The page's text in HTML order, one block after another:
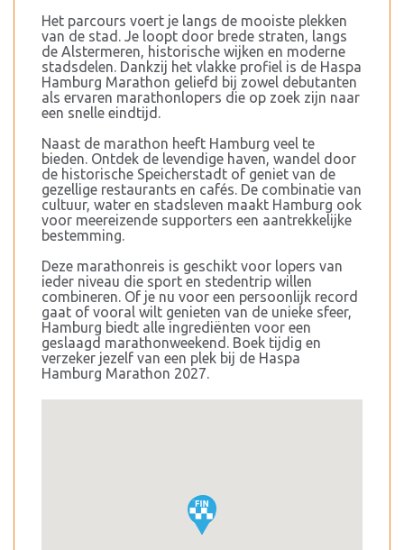
Het parcours voert je langs de mooiste plekken
van de stad. Je loopt door brede straten, langs
de Alstermeren, historische wijken en moderne
stadsdelen. Dankzij het vlakke profiel is de Haspa
Hamburg Marathon geliefd bij zowel debutanten
als ervaren marathonlopers die op zoek zijn naar
een snelle eindtijd.
Naast de marathon heeft Hamburg veel te
bieden. Ontdek de levendige haven, wandel door
de historische Speicherstadt of geniet van de
gezellige restaurants en cafés. De combinatie van
cultuur, water en stadsleven maakt Hamburg ook
voor meereizende supporters een aantrekkelijke
bestemming.
Deze marathonreis is geschikt voor lopers van
ieder niveau die sport en stedentrip willen
combineren. Of je nu voor een persoonlijk record
gaat of vooral wilt genieten van de unieke sfeer,
Hamburg biedt alle ingrediënten voor een
geslaagd marathonweekend. Boek tijdig en
verzeker jezelf van een plek bij de Haspa
Hamburg Marathon 2027.